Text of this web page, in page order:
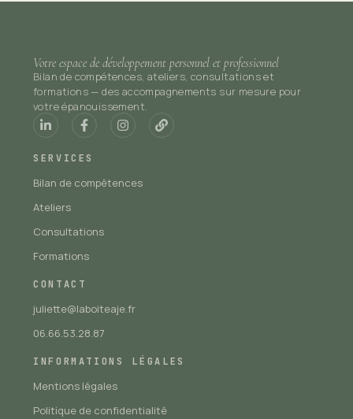
Votre espace de développement personnel et professionnel
Bilan de compétences, ateliers, consultations et
formations — des accompagnements sur mesure pour
votre épanouissement.
SERVICES
Bilan de compétences
Ateliers
Consultations
Formations
CONTACT
juliette@laboiteaje.fr
06.66.53.28.87
INFORMATIONS LÉGALES
Mentions légales
Politique de confidentialité